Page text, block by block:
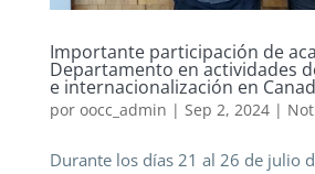
Importante participación de
Departamento en actividades
e internacionalización en
por oocc_admin | Sep 2, 2024|
Durante los días 21 al 26 de julio